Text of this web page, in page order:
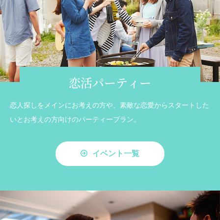
恋活パーティー
恋人探しをメインにお考えの方や、素敵な恋愛からスタートした
いとお考えの方向けのパーティープラン。
イベント一覧